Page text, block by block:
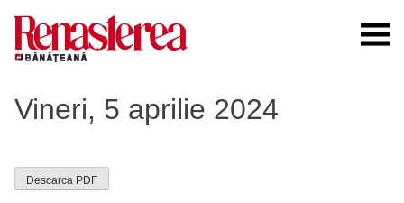
content
Vineri, 5 aprilie 2024
Descarca PDF